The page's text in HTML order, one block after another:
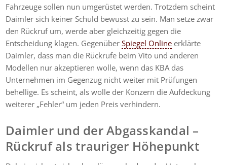
Fahrzeuge sollen nun umgerüstet werden. Trotzdem scheint
Daimler sich keiner Schuld bewusst zu sein. Man setze zwar
den Rückruf um, werde aber gleichzeitig gegen die
Entscheidung klagen. GegenüberSpiegel Online erklärte
Daimler, dass man die Rückrufe beim Vito und anderen
Modellen nur akzeptieren wolle, wenn das KBA das
Unternehmen im Gegenzug nicht weiter mit Prüfungen
behellige. Es scheint, als wolle der Konzern die Aufdeckung
weiterer „Fehler“ um jeden Preis verhindern.
Daimler und der Abgasskandal –
Rückruf als trauriger Höhepunkt